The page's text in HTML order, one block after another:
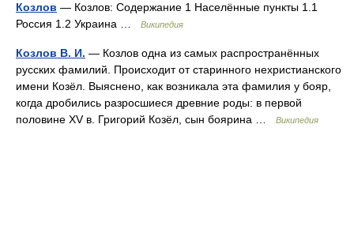
Козлов — Козлов: Содержание 1 Населённые пункты 1.1
Россия 1.2 Украина …
Википедия
Козлов В. И. — Козлов одна из самых распространённых
русских фамилий. Происходит от старинного нехристианского
имени Козёл. Выяснено, как возникала эта фамилия у бояр,
когда дробились разросшиеся древние роды: в первой
половине XV в. Григорий Козёл, сын боярина …
Википедия